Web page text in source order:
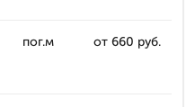
пог.м от 660 руб.